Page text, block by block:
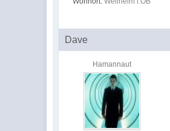
Dave
Hamannaut